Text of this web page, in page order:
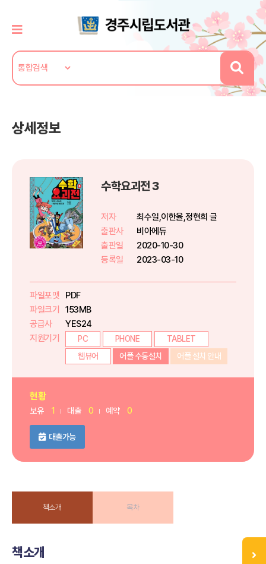
상세정보
수학요괴전 3
저자
최수일,이한율,정현희 글
출판사
비아에듀
출판일
2020-10-30
등록일
2023-03-10
파일포맷
PDF
파일크기
153MB
공급사
YES24
지원기기
PC PHONE
TABLET
웹뷰어
어플 수동설치 어플 설치 안내
현황
보유 1 대출 0 예약 0
대출가능
책소개 목차
책소개